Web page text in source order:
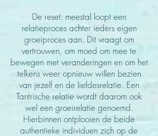
De reset: meestal loopt een
relatieproces achter ieders eigen
groeiproces aan. Dit vraagt om
vertrouwen, om moed om mee te
bewegen met veranderingen en om het
telkens weer opnieuw willen bezien
van jezelf en de liefdesrelatie. Een
Tantrische relatie wordt daarom ook
wel een groeirelatie genoemd.
Hierbinnen ontplooien de beide
authentieke individuen zich op de